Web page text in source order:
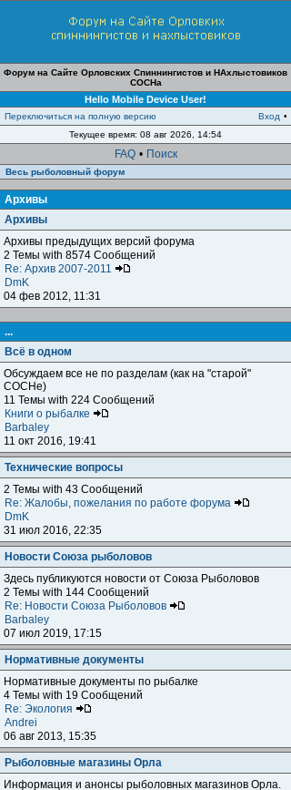
Форум на Сайте Орловских Спиннингистов и НАхлыстовиков
СОСНа
Hello Mobile Device User!
Переключиться на полную версию Вход •
Текущее время: 08 авг 2026, 14:54
FAQ • Поиск
Весь рыболовный форум
Архивы
Архивы
Архивы предыдущих версий форума
2 Темы with 8574 Сообщений
Re: Архив 2007-2011
DmK
04 фев 2012, 11:31
...
Всё в одном
Обсуждаем все не по разделам (как на "старой"
СОСНе)
11 Темы with 224 Сообщений
Книги о рыбалке
Barbaley
11 окт 2016, 19:41
Технические вопросы
2 Темы with 43 Сообщений
Re: Жалобы, пожелания по работе форума
DmK
31 июл 2016, 22:35
Новости Союза рыболовов
Здесь публикуются новости от Союза Рыболовов
2 Темы with 144 Сообщений
Re: Новости Союза Рыболовов
Barbaley
07 июл 2019, 17:15
Нормативные документы
Нормативные документы по рыбалке
4 Темы with 19 Сообщений
Re: Экология
Andrei
06 авг 2013, 15:35
Рыболовные магазины Орла
Информация и анонсы рыболовных магазинов Орла.